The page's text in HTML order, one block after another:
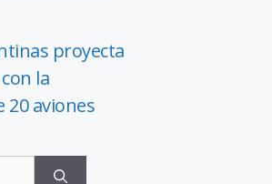
proyecta
la
20 aviones